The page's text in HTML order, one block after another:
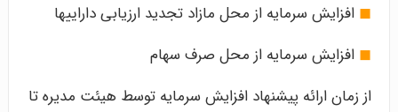
◼ افزایش سرمایه از محل مازاد تجدید ارزیابی دارایی­ها
◼ افزایش سرمایه از محل صرف سهام
از زمان ارائه پیشنهاد افزایش سرمایه توسط هیئت مدیره تا